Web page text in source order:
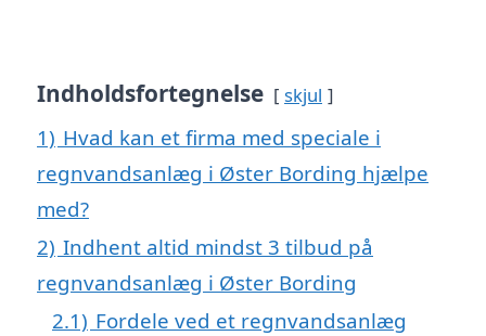
Indholdsfortegnelse skjul
1) Hvad kan et firma med speciale i
regnvandsanlæg i Øster Bording hjælpe
med?
2) Indhent altid mindst 3 tilbud på
regnvandsanlæg i Øster Bording
2.1) Fordele ved et regnvandsanlæg